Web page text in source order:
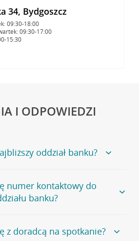
34, Bydgoszcz
09:30-18:00
09:30-17:00
15:30
I ODPOWIEDZI
oddział banku?
naszego banku, zapraszamy na
, na której znajduje się
numer kontaktowy do
banku?
nie udostępnia ogólnego numeru
bankowej.
z doradcą na spotkanie?